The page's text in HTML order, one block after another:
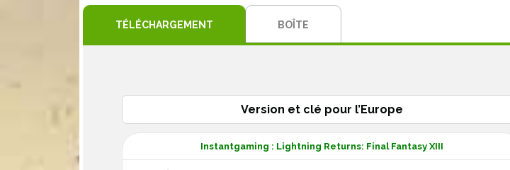
TÉLÉCHARGEMENT BOÎTE
Version et clé pour l’Europe
Instantgaming : Lightning Returns: Final Fantasy XIII